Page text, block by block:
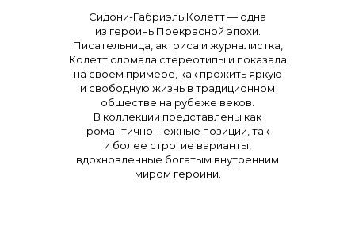
Сидони-Габриэль Колетт — одна
из героинь Прекрасной эпохи.
Писательница, актриса и журналистка,
Колетт сломала стереотипы и показала
на своем примере, как прожить яркую
и свободную жизнь в традиционном
обществе на рубеже веков.
В коллекции представлены как
романтично-нежные позиции, так
и более строгие варианты,
вдохновленные богатым внутренним
миром героини.